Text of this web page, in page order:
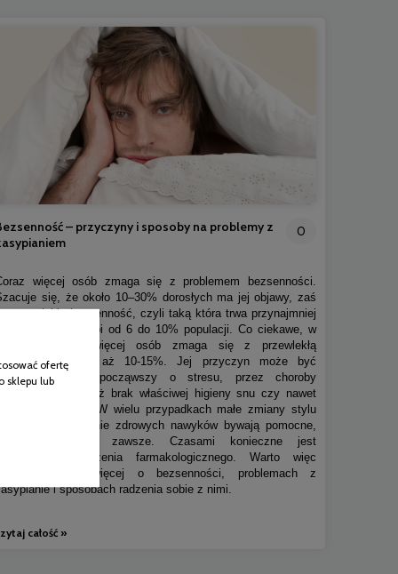
– przyczyny i sposoby na problemy z
0
więcej osób zmaga się z problemem bezsenności.
się, że około 10–30% dorosłych ma jej objawy, zaś
przewlekłą bezsenność, czyli taką która trwa przynajmniej
kilka miesięcy cierpi od 6 do 10% populacji. Co ciekawe, w
Polsce jeszcze więcej osób zmaga się z przewlekłą
bo aż 10-15%. Jej przyczyn może być
sporo, począwszy o stresu, przez choroby
somatyczne czy też brak właściwej higieny snu czy nawet
niewłaściwą dietę. W wielu przypadkach małe zmiany stylu
życia i wprowadzenie zdrowych nawyków bywają pomocne,
ale niestety nie zawsze. Czasami konieczne jest
wprowadzenie leczenia farmakologicznego. Warto więc
dowiedzieć się więcej o bezsenności, problemach z
i sposobach radzenia sobie z nimi.
całość »
ofertę
sklepu lub